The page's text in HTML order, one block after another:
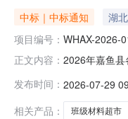
中标｜中标通知 湖
项目编号： WHAX-2026-
正文内容： 2026年嘉鱼
货物类名称：
丽莹、
发布时间： 2026-07-29
相关产品：
班级材料超市